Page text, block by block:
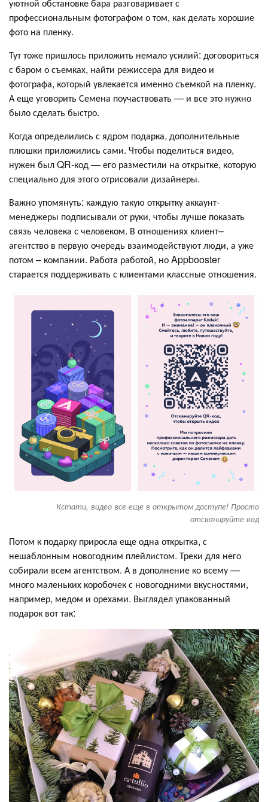
уютной обстановке бара разговаривает с
профессиональным фотографом о том, как делать хорошие
фото на пленку.
Тут тоже пришлось приложить немало усилий: договориться
с баром о съемках, найти режиссера для видео и
фотографа, который увлекается именно съемкой на пленку.
А еще уговорить Семена поучаствовать — и все это нужно
было сделать быстро.
Когда определились с ядром подарка, дополнительные
плюшки приложились сами. Чтобы поделиться видео,
нужен был QR-код — его разместили на открытке, которую
специально для этого отрисовали дизайнеры.
Важно упомянуть: каждую такую открытку аккаунт-
менеджеры подписывали от руки, чтобы лучше показать
связь человека с человеком. В отношениях клиент–
агентство в первую очередь взаимодействуют люди, а уже
потом – компании. Работа работой, но Appbooster
старается поддерживать с клиентами классные отношения.
Кстати, видео все еще в открытом доступе! Просто
отсканируйте код
Потом к подарку приросла еще одна открытка, с
нешаблонным новогодним плейлистом. Треки для него
собирали всем агентством. А в дополнение ко всему —
много маленьких коробочек с новогодними вкусностями,
например, медом и орехами. Выглядел упакованный
подарок вот так: